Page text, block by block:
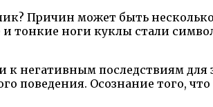
Причин может быть
тонкие ноги куклы стали
негативным последствиям для
поведения. Осознание того,